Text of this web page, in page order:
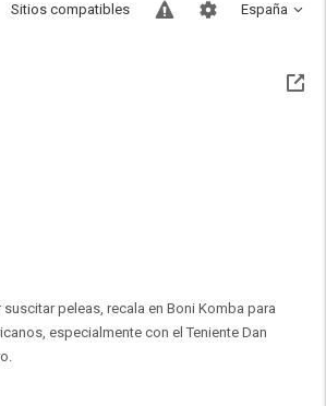
España
Sitios compatibles
peleas, recala en Boni Komba para
especialmente con el Teniente Dan